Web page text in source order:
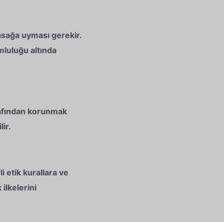
uyması gerekir.
altında
korunmak
etik kurallara ve
ilkelerini